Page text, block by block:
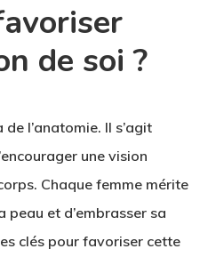
de soi ?
l’anatomie. Il s’agit
une vision
Chaque femme mérite
peau et d’embrasser sa
clés pour favoriser cette